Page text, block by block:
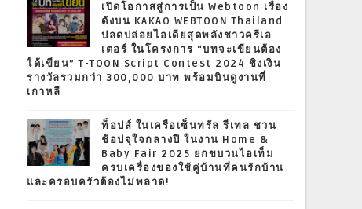
เปิดโอกาสสู่การเป็น Webtoon เรื่อง
ดังบน KAKAO WEBTOON Thailand
ปลดปล่อยไอเดียสุดพลังชาวครีเอ
เตอร์ ในโครงการ “บทจะเขียนต้อง
ได้เขียน” T-TOON Script Contest 2024 ชิงเงิน
รางวัลรวมกว่า 300,000 บาท พร้อมบินดูงานที่
เกาหลี
ท็อปส์ ในเครือเซ็นทรัล รีเทล ชวน
ช้อปจุใจกลางปี ในงาน Home &
Baby Fair 2025 ยกขบวนไอเท็ม
ครบเครื่องของใช้คู่บ้านที่คนรักบ้าน
และครอบครัวต้องไม่พลาด!